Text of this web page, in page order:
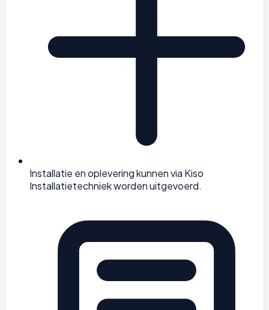
Installatie en oplevering kunnen via Kiso
Installatietechniek worden uitgevoerd.